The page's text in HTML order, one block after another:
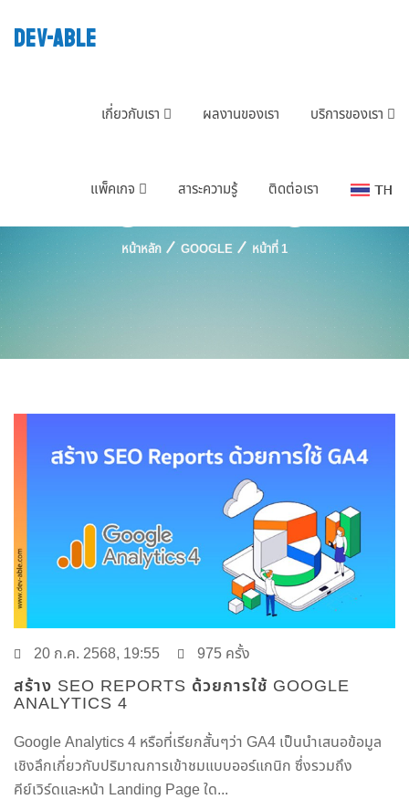
DEV-ABLE
เกี่ยวกับเรา ผลงานของเรา บริการของเรา
แพ็คเกจ สาระความรู้ ติดต่อเรา
Tag : Google
หน้าหลัก GOOGLE หน้าที่ 1
20 ก.ค. 2568, 19:55 975 ครั้ง
สร้าง SEO REPORTS ด้วยการใช้ GOOGLE
ANALYTICS 4
Google Analytics 4 หรือที่เรียกสั้นๆว่า GA4 เป็นนำเสนอข้อมูล
เชิงลึกเกี่ยวกับปริมาณการเข้าชมแบบออร์แกนิก ซึ่งรวมถึง
คีย์เวิร์ดและหน้า Landing Page ใด...